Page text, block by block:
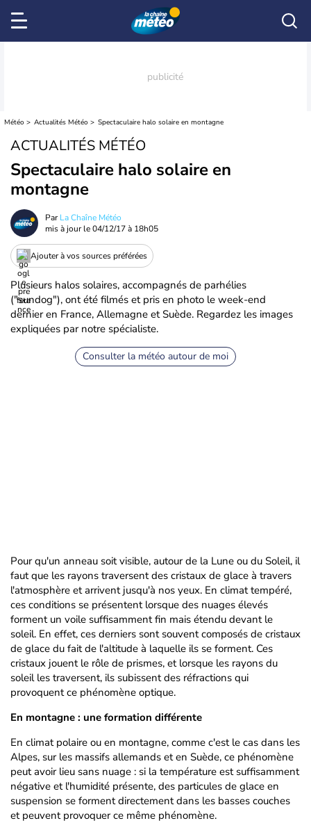
Météo Actualités Météo Spectaculaire halo solaire en montagne
ACTUALITÉS MÉTÉO
Spectaculaire halo solaire en
montagne
ParLa Chaîne Météo
mis à jour le04/12/17 à 18h05
Ajouter à vos sources préférées
Plusieurs halos solaires, accompagnés de parhélies
("sundog"), ont été filmés et pris en photo le week-end
dernier en France, Allemagne et Suède. Regardez les images
expliquées par notre spécialiste.
Consulter la météo autour de moi
Pour qu'un anneau soit visible, autour de la Lune ou du Soleil, il
faut que les rayons traversent des cristaux de glace à travers
l'atmosphère et arrivent jusqu'à nos yeux. En climat tempéré,
ces conditions se présentent lorsque des nuages élevés
forment un voile suffisamment fin mais étendu devant le
soleil. En effet, ces derniers sont souvent composés de cristaux
de glace du fait de l'altitude à laquelle ils se forment. Ces
cristaux jouent le rôle de prismes, et lorsque les rayons du
soleil les traversent, ils subissent des réfractions qui
provoquent ce phénomène optique.
En montagne : une formation différente
En climat polaire ou en montagne, comme c'est le cas dans les
Alpes, sur les massifs allemands et en Suède, ce phénomène
peut avoir lieu sans nuage : si la température est suffisamment
négative et l'humidité présente, des particules de glace en
suspension se forment directement dans les basses couches
et peuvent provoquer ce même phénomène.